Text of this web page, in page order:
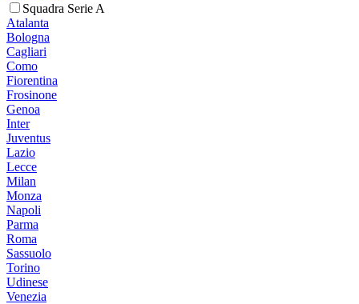
Squadra Serie A
Atalanta
Bologna
Cagliari
Como
Fiorentina
Frosinone
Genoa
Inter
Juventus
Lazio
Lecce
Milan
Monza
Napoli
Parma
Roma
Sassuolo
Torino
Udinese
Venezia